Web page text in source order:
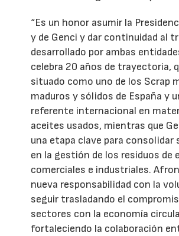
“Es un honor asumir la
y de Genci y dar continuidad al
desarrollado por ambas
celebra 20 años de trayectoria,
situado como uno de los Scrap
maduros y sólidos de España y
referente internacional en
aceites usados, mientras que
una etapa clave para consolidar
en la gestión de los residuos de
comerciales e industriales.
nueva responsabilidad con la
seguir trasladando el
sectores con la economía
fortaleciendo la colaboración